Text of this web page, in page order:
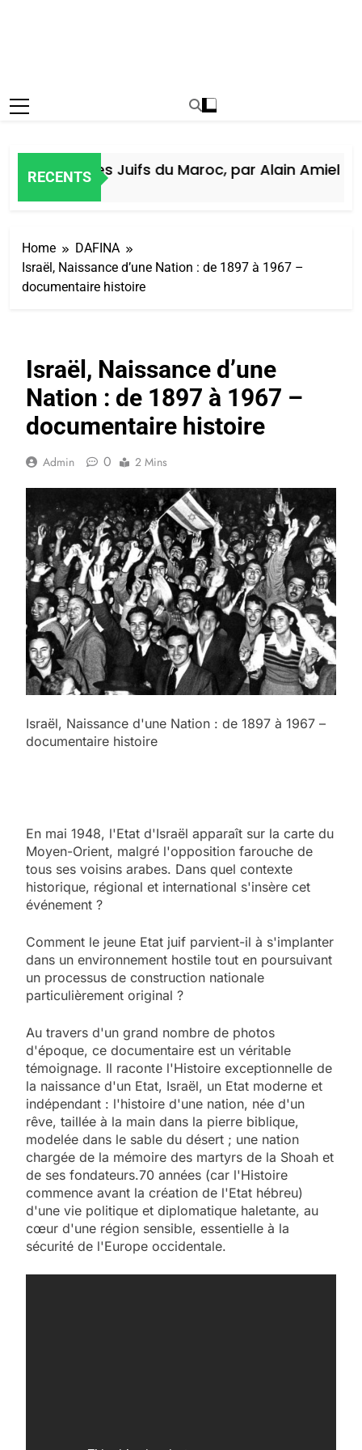
RECENTS
Histoire des Juifs du Maroc, par Alain Amiel
Home
DAFINA
Israël, Naissance d’une Nation : de 1897 à 1967 –
documentaire histoire
Israël, Naissance d’une
Nation : de 1897 à 1967 –
documentaire histoire
Admin 0 2 Mins
Israël, Naissance d'une Nation : de 1897 à 1967 –
documentaire histoire
En mai 1948, l'Etat d'Israël apparaît sur la carte du
Moyen-Orient, malgré l'opposition farouche de
tous ses voisins arabes. Dans quel contexte
historique, régional et international s'insère cet
événement ?
Comment le jeune Etat juif parvient-il à s'implanter
dans un environnement hostile tout en poursuivant
un processus de construction nationale
particulièrement original ?
Au travers d'un grand nombre de photos
d'époque, ce documentaire est un véritable
témoignage. Il raconte l'Histoire exceptionnelle de
la naissance d'un Etat, Israël, un Etat moderne et
indépendant : l'histoire d'une nation, née d'un
rêve, taillée à la main dans la pierre biblique,
modelée dans le sable du désert ; une nation
chargée de la mémoire des martyrs de la Shoah et
de ses fondateurs.70 années (car l'Histoire
commence avant la création de l'Etat hébreu)
d'une vie politique et diplomatique haletante, au
cœur d'une région sensible, essentielle à la
sécurité de l'Europe occidentale.